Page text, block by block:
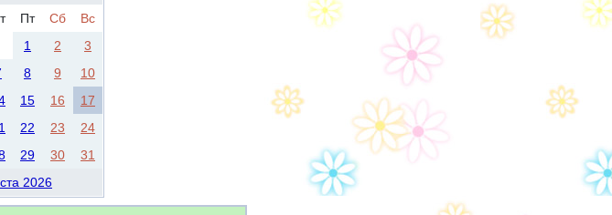
Пт Сб
Вс
1
2
3
8 9
10
15 16
17
22 23
24
29 30
31
2026